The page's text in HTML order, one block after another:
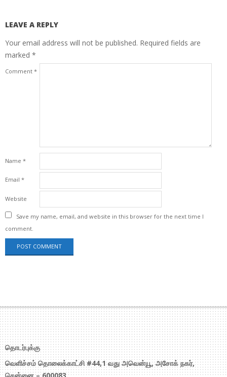
LEAVE A REPLY
Your email address will not be published. Required fields are
marked *
Comment *
Name *
Email *
Website
Save my name, email, and website in this browser for the next time I
comment.
தொடர்புக்கு
வெளிச்சம் தொலைக்காட்சி #44,1 வது அவென்யூ, அசோக் நகர்,